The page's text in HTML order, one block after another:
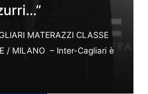
MATERAZZI CLASSE
/ MILANO – Inter-Cagliari è